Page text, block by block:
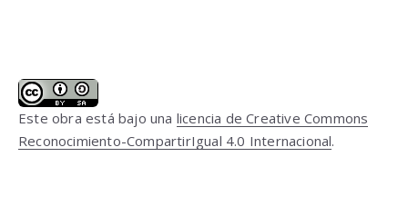
Este obra está bajo una licencia de Creative Commons
Reconocimiento-CompartirIgual 4.0 Internacional.